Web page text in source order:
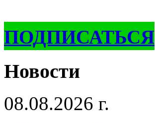
ПОДПИСАТЬСЯ
Новости
08.08.2026 г.